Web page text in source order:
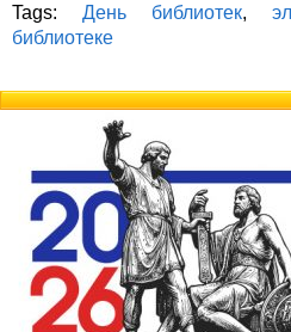
Tags: День библиотек,
библиотеке